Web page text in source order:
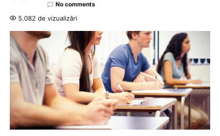
No comments
5.082 de vizualizări